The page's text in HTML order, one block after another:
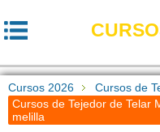
Cursos 2026
Cursos de
Cursos de Tejedor de Telar
melilla